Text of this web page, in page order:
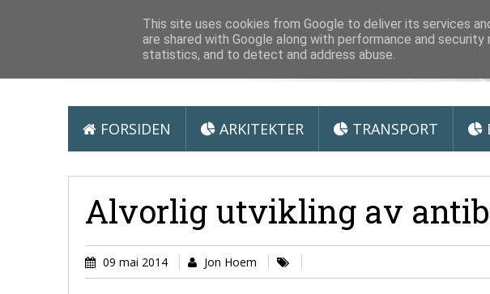
Arkitektur &
FORSIDEN ARKITEKTER TRANSPORT
Alvorlig utvikling av
09 mai 2014 Jon Hoem
This site uses cookies from Google to deliver its services
are shared with Google along with performance and
statistics, and to detect and address abuse.